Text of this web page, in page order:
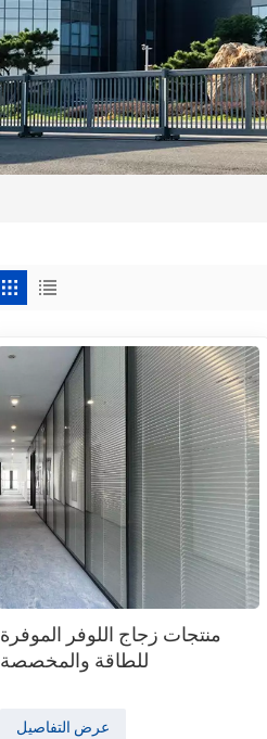
منتجات زجاج اللوفر الموفرة
للطاقة والمخصصة
عرض التفاصيل